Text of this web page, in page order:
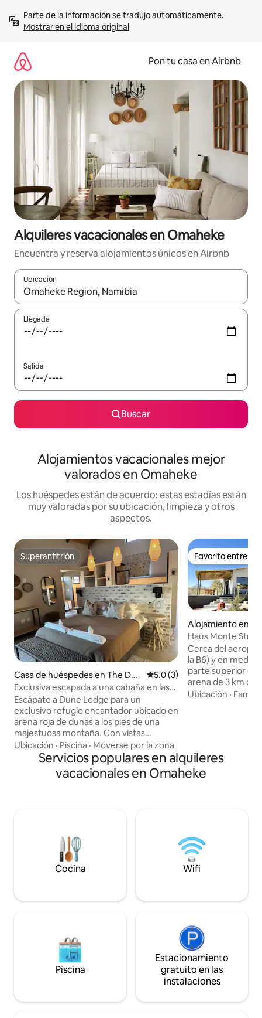
contenidoMostrar en el idioma original
Pon tu casa en Airbnb
Alquileres vacacionales en Omaheke
Encuentra y reserva alojamientos únicos en Airbnb
Ubicación
Cuando los resultados estén disponibles, navega con las
Llegada
Salida
Buscar
Alojamientos vacacionales mejor
valorados en Omaheke
Los huéspedes están de acuerdo: estas estadías están
muy valoradas por su ubicación, limpieza y otros
aspectos.
Superanfitrión
Superanfitrión
Casa de huéspedes en The Dun
es
Calificación promedio: 5.0
5.0 (3)
Exclusiva escapada a una cabaña en las
dunas: tu oasis privado
Escápate a Dune Lodge para un
exclusivo refugio encantador ubicado en
arena roja de dunas a los pies de una
majestuosa montaña. Con vistas
panorámicas a sabanas, montañas y
abundantes espinas de camello, este
exclusivo refugio está a solo 1 hora en
coche de Windhoek. Disfruta de las
terraza o el lugar braai. Sumérgete en la
tranquilidad aislada de la naturaleza
Ubicación · Piscina · Moverse por la zona
Favorito entre
Favorito entre
Alojamiento en
strict
Haus Monte
Autoservicio
Cerca del
la B6) y en medio
parte superior de
arena de 3 km de
(SOLO 4x4) hay
propios inodoros.
cubiertas, una
ladrillo y una
Ubicación ·
Servicios populares en alquileres
vacacionales en Omaheke
Cocina Wifi
Piscina
Estacionamiento
gratuito en las
instalaciones